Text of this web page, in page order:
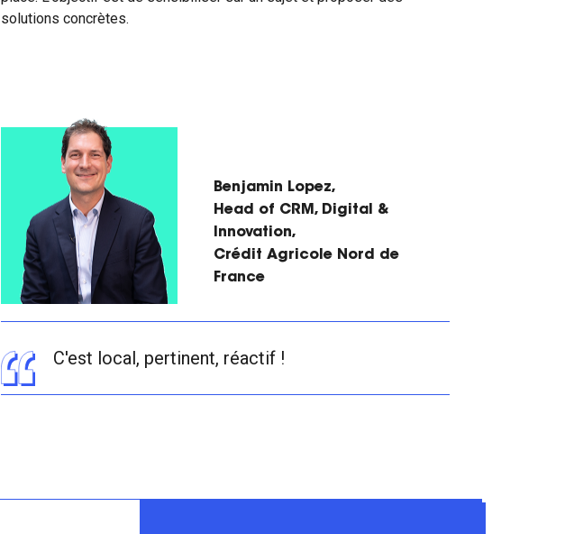
solutions concrètes.
Benjamin Lopez,
Head of CRM, Digital &
Innovation,
Crédit Agricole Nord de
France
C'est local, pertinent, réactif !